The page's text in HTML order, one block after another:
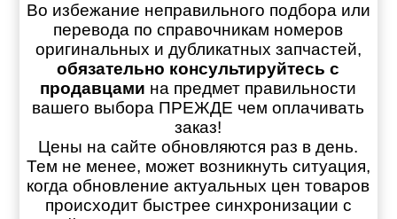
Во избежание неправильного подбора или
перевода по справочникам номеров
оригинальных и дубликатных запчастей,
обязательно консультируйтесь с
продавцами на предмет правильности
вашего выбора ПРЕЖДЕ чем оплачивать
заказ!
Цены на сайте обновляются раз в день.
Тем не менее, может возникнуть ситуация,
когда обновление актуальных цен товаров
происходит быстрее синхронизации с